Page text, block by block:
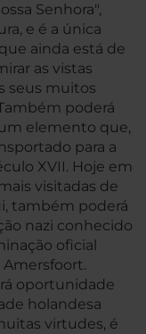
Senhora",
e é a única
ainda está de
as vistas
seus muitos
poderá
elemento que,
para a
XVII. Hoje em
visitadas de
também poderá
nazi conhecido
oficial
oportunidade
holandesa
virtudes, é